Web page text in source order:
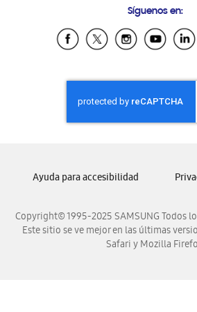
Samsung Ecuador
Samsung El
Samsung
Samsung Nicaragua
Samsung Panamá
Samsung
Síguenos en:
Copyright© 1995-2025 SAMSUNG Todos
Este sitio se ve mejor en las últimas
Safari y Mozilla
Ayuda para accesibilidad